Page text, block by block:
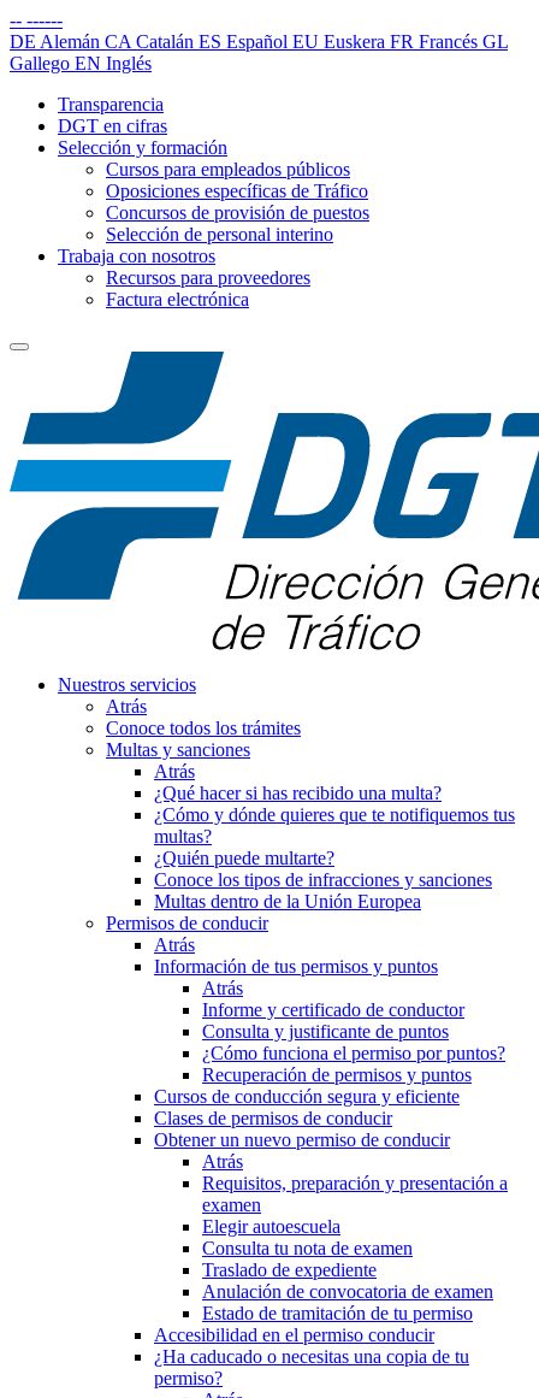
-- ------
DE Alemán CA Catalán ES Español EU Euskera FR Francés GL
Gallego EN Inglés
Transparencia
DGT en cifras
Selección y formación
Cursos para empleados públicos
Oposiciones específicas de Tráfico
Concursos de provisión de puestos
Selección de personal interino
Trabaja con nosotros
Recursos para proveedores
Factura electrónica
Nuestros servicios
Atrás
Conoce todos los trámites
Multas y sanciones
Atrás
¿Qué hacer si has recibido una multa?
¿Cómo y dónde quieres que te notifiquemos tus
multas?
¿Quién puede multarte?
Conoce los tipos de infracciones y sanciones
Multas dentro de la Unión Europea
Permisos de conducir
Atrás
Información de tus permisos y puntos
Atrás
Informe y certificado de conductor
Consulta y justificante de puntos
¿Cómo funciona el permiso por puntos?
Recuperación de permisos y puntos
Cursos de conducción segura y eficiente
Clases de permisos de conducir
Obtener un nuevo permiso de conducir
Atrás
Requisitos, preparación y presentación a
examen
Elegir autoescuela
Consulta tu nota de examen
Traslado de expediente
Anulación de convocatoria de examen
Estado de tramitación de tu permiso
Accesibilidad en el permiso conducir
¿Ha caducado o necesitas una copia de tu
permiso?